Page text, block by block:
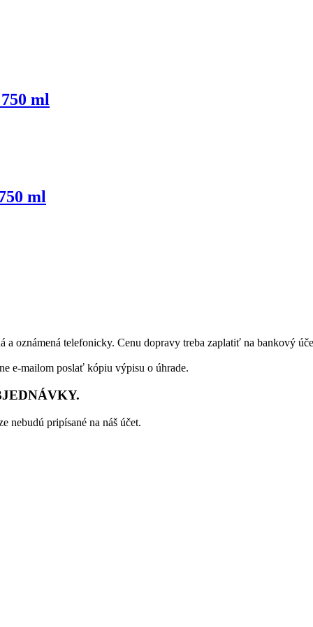
ml
ml
oznámená telefonicky. Cenu dopravy treba zaplatiť na bankový
e-mailom poslať kópiu výpisu o úhrade.
nebudú pripísané na náš účet.